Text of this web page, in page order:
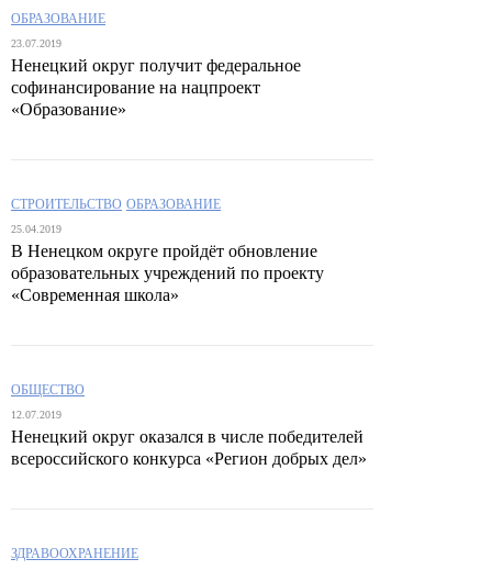
ОБРАЗОВАНИЕ
23.07.2019
Ненецкий округ получит федеральное
софинансирование на нацпроект
«Образование»
СТРОИТЕЛЬСТВО ОБРАЗОВАНИЕ
25.04.2019
В Ненецком округе пройдёт обновление
образовательных учреждений по проекту
«Современная школа»
ОБЩЕСТВО
12.07.2019
Ненецкий округ оказался в числе победителей
всероссийского конкурса «Регион добрых дел»
ЗДРАВООХРАНЕНИЕ